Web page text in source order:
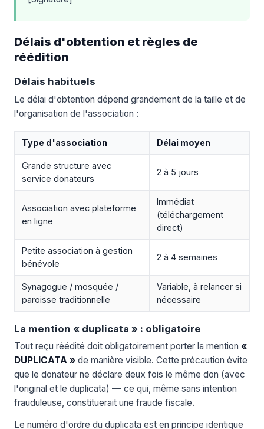
Délais d'obtention et règles de
réédition
Délais habituels
Le délai d'obtention dépend grandement de la taille et de
l'organisation de l'association :
Type d'association Délai moyen
Grande structure avec
service donateurs
2 à 5 jours
Association avec plateforme
en ligne
Immédiat
(téléchargement
direct)
Petite association à gestion
bénévole
2 à 4 semaines
Synagogue / mosquée /
paroisse traditionnelle
Variable, à relancer si
nécessaire
La mention « duplicata » : obligatoire
Tout reçu réédité doit obligatoirement porter la mention «
DUPLICATA » de manière visible. Cette précaution évite
que le donateur ne déclare deux fois le même don (avec
l'original et le duplicata) — ce qui, même sans intention
frauduleuse, constituerait une fraude fiscale.
Le numéro d'ordre du duplicata est en principe identique